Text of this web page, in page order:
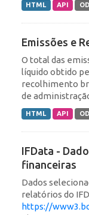
HTML API
Emissões e
O total das
líquido obtido
recolhimento
de
HTML API
IFData -
financeiras
Dados
relatórios do
https://